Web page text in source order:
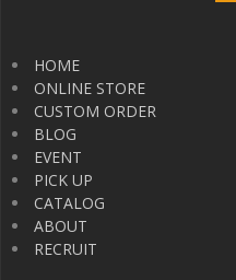
HOME
ONLINE STORE
CUSTOM ORDER
BLOG
EVENT
PICK UP
CATALOG
ABOUT
RECRUIT